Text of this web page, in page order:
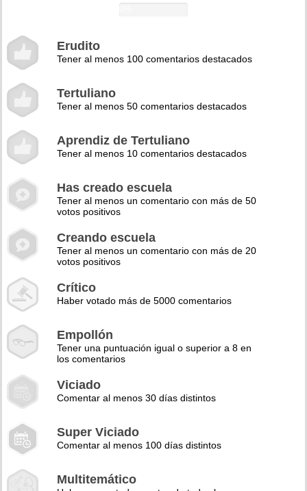
Erudito
Tener al menos 100 comentarios destacados
Tertuliano
Tener al menos 50 comentarios destacados
Aprendiz de Tertuliano
Tener al menos 10 comentarios destacados
Has creado escuela
Tener al menos un comentario con más de 50
votos positivos
Creando escuela
Tener al menos un comentario con más de 20
votos positivos
Crítico
Haber votado más de 5000 comentarios
Empollón
Tener una puntuación igual o superior a 8 en
los comentarios
Viciado
Comentar al menos 30 días distintos
Super Viciado
Comentar al menos 100 días distintos
Multitemático